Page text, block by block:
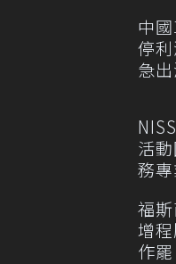
中
停
急
活
務
福
增
作罷